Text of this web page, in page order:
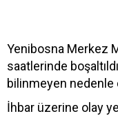
Yenibosna Merkez
saatlerinde
bilinmeyen nedenle
İhbar üzerine olay